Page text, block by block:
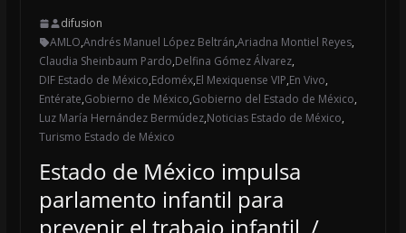
difusion
AMLO,Andrés Manuel López Beltrán,Ariadna Montiel Reyes,
Claudia Sheinbaum Pardo,Delfina Gómez Álvarez,
DIF Estado de México,Edoméx,El Mexiquense VIP,En Vivo,
Entérate,Gobierno de México,Gobierno del Estado de México,
Luz María Hernández Bermúdez,Noticias Estado de México,
Turismo Estado de México
Estado de México impulsa
parlamento infantil para